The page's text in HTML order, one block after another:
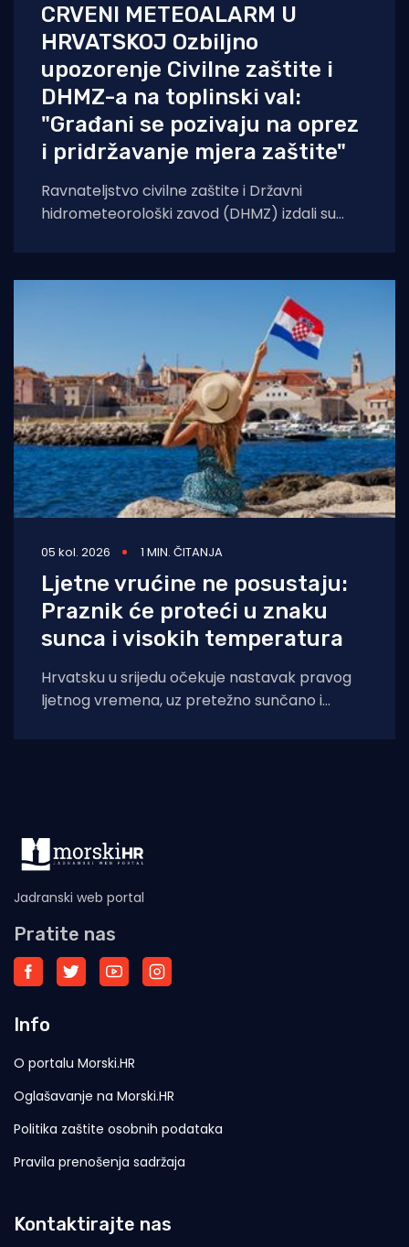
CRVENI METEOALARM U
HRVATSKOJ Ozbiljno
upozorenje Civilne zaštite i
DHMZ-a na toplinski val:
"Građani se pozivaju na oprez
i pridržavanje mjera zaštite"
Ravnateljstvo civilne zaštite i Državni
hidrometeorološki zavod (DHMZ) izdali su
05 kol. 2026 1 MIN. ČITANJA
Ljetne vrućine ne posustaju:
Praznik će proteći u znaku
sunca i visokih temperatura
Hrvatsku u srijedu očekuje nastavak pravog
ljetnog vremena, uz pretežno sunčano i
Jadranski web portal
Pratite nas
Info
O portalu Morski.HR
Oglašavanje na Morski.HR
Politika zaštite osobnih podataka
Pravila prenošenja sadržaja
Kontaktirajte nas